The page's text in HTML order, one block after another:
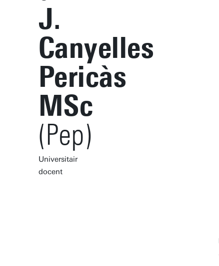
J.
Canyelles
Pericàs
MSc
(Pep)
Universitair
docent